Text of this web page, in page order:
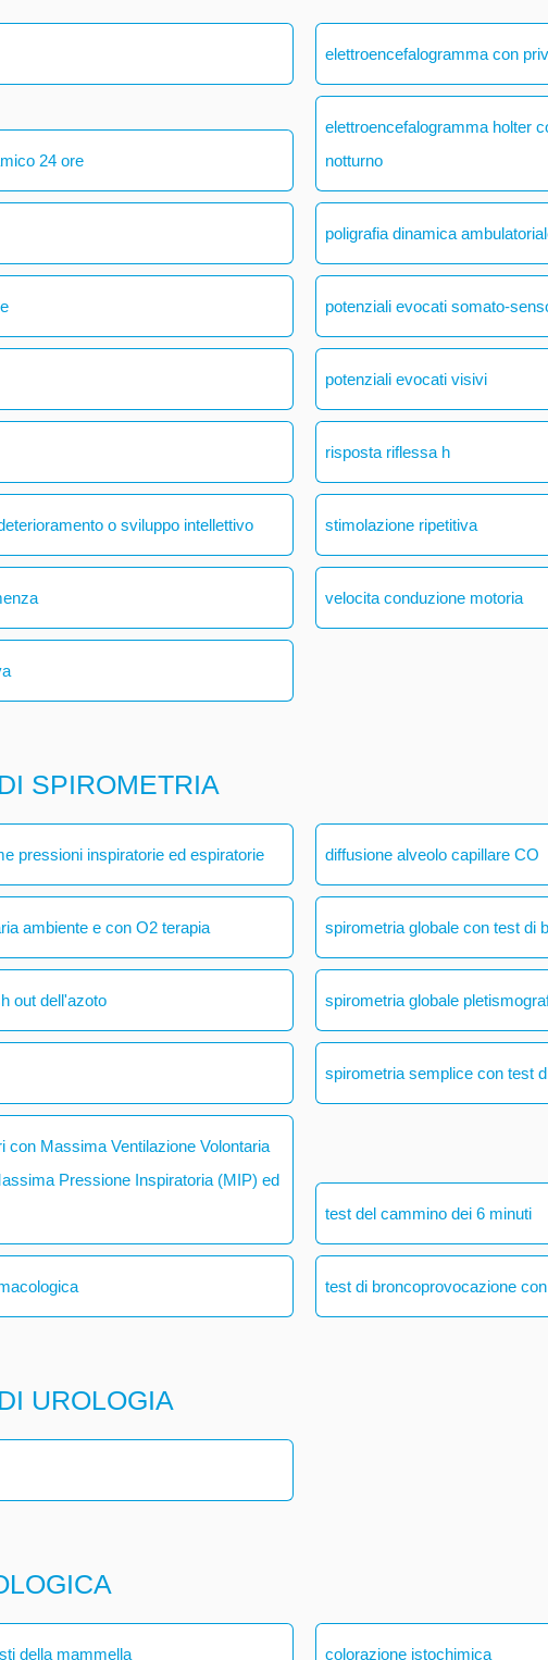
elettroencefalogramma con
24 ore
elettroencefalogramma holter
notturno
poligrafia dinamica
potenziali evocati somato-
potenziali evocati visivi
risposta riflessa h
o sviluppo intellettivo stimolazione ripetitiva
velocita conduzione motoria
SPIROMETRIA
pressioni inspiratorie ed espiratorie diffusione alveolo capillare CO
ambiente e con O2 terapia spirometria globale con test di
out dell'azoto spirometria globale
spirometria semplice con test
con Massima Ventilazione Volontaria
Pressione Inspiratoria (MIP) ed
test del cammino dei 6 minuti
test di broncoprovocazione
UROLOGIA
della mammella colorazione istochimica